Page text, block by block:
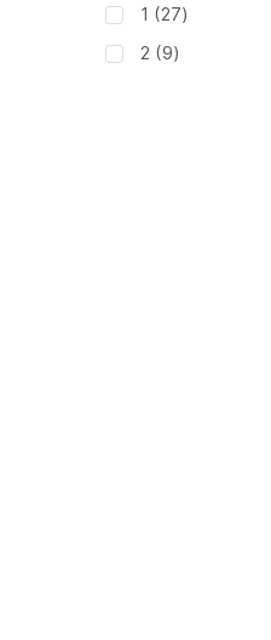
1 27articles
2 9articles